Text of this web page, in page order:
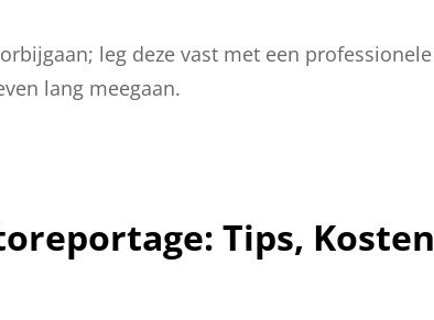
leg deze vast met een professionele
lang meegaan.
Tips, Kosten